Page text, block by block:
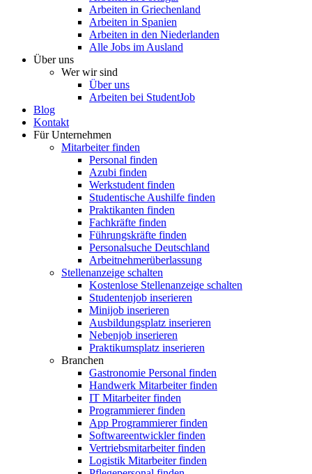
Arbeiten in Griechenland
Arbeiten in Spanien
Arbeiten in den Niederlanden
Alle Jobs im Ausland
Über uns
Wer wir sind
Über uns
Arbeiten bei StudentJob
Blog
Kontakt
Für Unternehmen
Mitarbeiter finden
Personal finden
Azubi finden
Werkstudent finden
Studentische Aushilfe finden
Praktikanten finden
Fachkräfte finden
Führungskräfte finden
Personalsuche Deutschland
Arbeitnehmerüberlassung
Stellenanzeige schalten
Kostenlose Stellenanzeige schalten
Studentenjob inserieren
Minijob inserieren
Ausbildungsplatz inserieren
Nebenjob inserieren
Praktikumsplatz inserieren
Branchen
Gastronomie Personal finden
Handwerk Mitarbeiter finden
IT Mitarbeiter finden
Programmierer finden
App Programmierer finden
Softwareentwickler finden
Vertriebsmitarbeiter finden
Logistik Mitarbeiter finden